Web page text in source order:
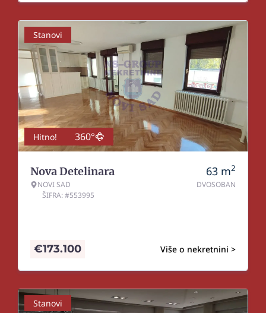
Stanovi
Hitno! 360°
Nova Detelinara
NOVI SAD
ŠIFRA: #553995
63 m2
DVOSOBAN
Više o nekretnini >
€173.100
Stanovi